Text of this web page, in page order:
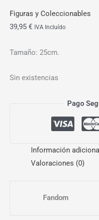
Figuras y Coleccionables
39,95 € IVA Incluído
Tamaño: 25cm.
Sin existencias
Pago
Información adicional
Valoraciones (0)
Fandom